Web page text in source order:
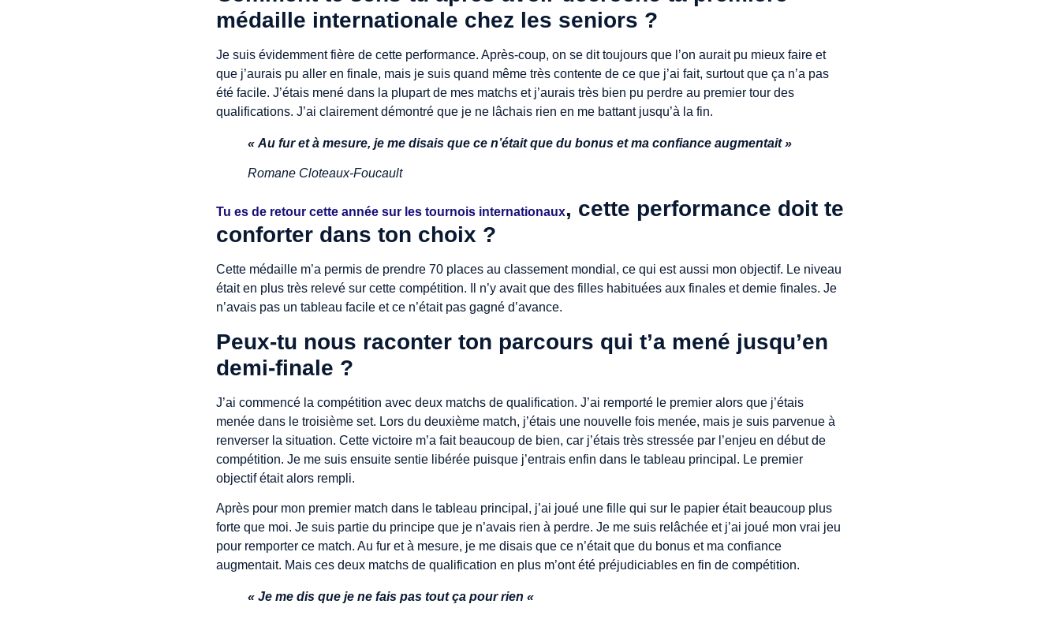
médaille internationale chez les seniors ?
Je suis évidemment fière de cette performance. Après-coup, on se dit toujours que l’on aurait pu mieux faire et
que j’aurais pu aller en finale, mais je suis quand même très contente de ce que j’ai fait, surtout que ça n’a pas
été facile. J’étais mené dans la plupart de mes matchs et j’aurais très bien pu perdre au premier tour des
qualifications. J’ai clairement démontré que je ne lâchais rien en me battant jusqu’à la fin.
« Au fur et à mesure, je me disais que ce n’était que du bonus et ma confiance augmentait »
Romane Cloteaux-Foucault
Tu es de retour cette année sur les tournois internationaux, cette performance doit te
conforter dans ton choix ?
Cette médaille m’a permis de prendre 70 places au classement mondial, ce qui est aussi mon objectif. Le niveau
était en plus très relevé sur cette compétition. Il n’y avait que des filles habituées aux finales et demie finales. Je
n’avais pas un tableau facile et ce n’était pas gagné d’avance.
Peux-tu nous raconter ton parcours qui t’a mené jusqu’en
demi-finale ?
J’ai commencé la compétition avec deux matchs de qualification. J’ai remporté le premier alors que j’étais
menée dans le troisième set. Lors du deuxième match, j’étais une nouvelle fois menée, mais je suis parvenue à
renverser la situation. Cette victoire m’a fait beaucoup de bien, car j’étais très stressée par l’enjeu en début de
compétition. Je me suis ensuite sentie libérée puisque j’entrais enfin dans le tableau principal. Le premier
objectif était alors rempli.
Après pour mon premier match dans le tableau principal, j’ai joué une fille qui sur le papier était beaucoup plus
forte que moi. Je suis partie du principe que je n’avais rien à perdre. Je me suis relâchée et j’ai joué mon vrai jeu
pour remporter ce match. Au fur et à mesure, je me disais que ce n’était que du bonus et ma confiance
augmentait. Mais ces deux matchs de qualification en plus m’ont été préjudiciables en fin de compétition.
« Je me dis que je ne fais pas tout ça pour rien «